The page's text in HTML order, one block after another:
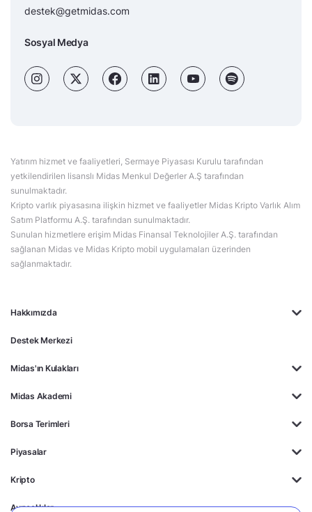
Hakkımızda
Destek Merkezi
Midas'ın Kulakları
Midas Akademi
Borsa Terimleri
Piyasalar
Kripto
Ayrıcalıklar
destek@getmidas.com
Sosyal Medya
Yatırım hizmet ve faaliyetleri, Sermaye Piyasası Kurulu tarafından
yetkilendirilen lisanslı Midas Menkul Değerler A.Ş tarafından
sunulmaktadır.
Kripto varlık piyasasına ilişkin hizmet ve faaliyetler Midas Kripto Varlık Alım
Satım Platformu A.Ş. tarafından sunulmaktadır.
Sunulan hizmetlere erişim Midas Finansal Teknolojiler A.Ş. tarafından
sağlanan Midas ve Midas Kripto mobil uygulamaları üzerinden
sağlanmaktadır.